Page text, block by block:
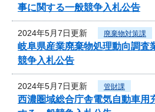
事に関する一般競争入札公告
2024年5月7日更新 廃棄物対策課
岐阜県産業廃棄物処理動向調査
競争入札公告
2024年5月7日更新 管財課
西濃圏域総合庁舎電気自動車用